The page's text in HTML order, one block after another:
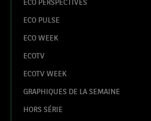
ECO PULSE
ECO WEEK
ECOTV
ECOTV WEEK
GRAPHIQUES DE LA SEMAINE
HORS SÉRIE